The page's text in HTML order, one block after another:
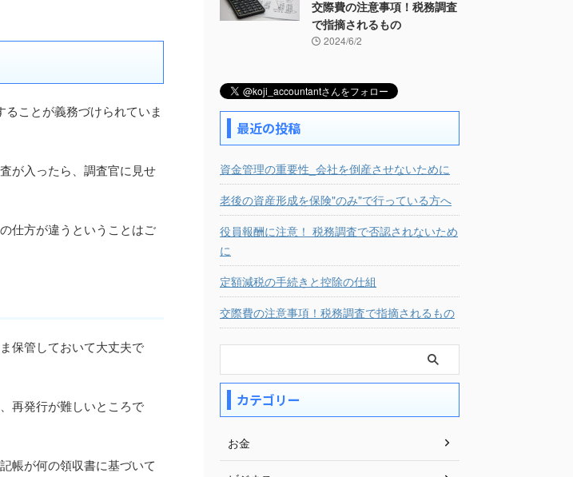
ことが義務づけられていま
が入ったら、調査官に見せ
仕方が違うということはご
保管しておいて大丈夫で
再発行が難しいところで
帳が何の領収書に基づいて
交際費の注意事項！税務調査
で指摘されるもの
2024/6/2
最近の投稿
資金管理の重要性_会社を倒産させないために
老後の資産形成を保険"のみ"で行っている方へ
役員報酬に注意！ 税務調査で否認されないため
に
定額減税の手続きと控除の仕組
交際費の注意事項！税務調査で指摘されるもの
カテゴリー
お金